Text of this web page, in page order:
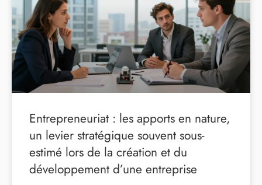
Entrepreneuriat : les apports en nature,
un levier stratégique souvent sous-
estimé lors de la création et du
développement d’une entreprise